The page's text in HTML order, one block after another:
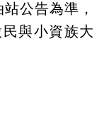
公告為準，
與小資族大